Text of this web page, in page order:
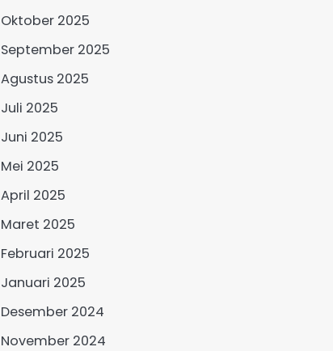
Oktober 2025
September 2025
Agustus 2025
Juli 2025
Juni 2025
Mei 2025
April 2025
Maret 2025
Februari 2025
Januari 2025
Desember 2024
November 2024